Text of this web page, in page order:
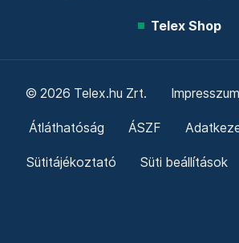
Telex Shop
© 2026 Telex.hu Zrt. Impresszum
Átláthatóság ÁSZF
Sütitájékoztató Süti beállítások